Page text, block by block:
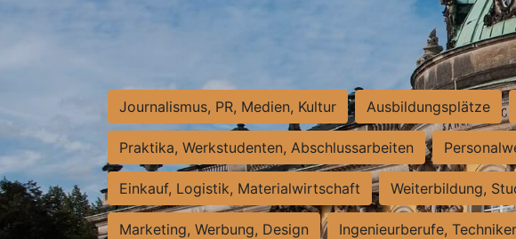
Journalismus, PR, Medien, Kultur Ausbildungsplätze
Praktika, Werkstudenten, Abschlussarbeiten
Einkauf, Logistik, Materialwirtschaft Weiterbildung,
Marketing, Werbung, Design Ingenieurberufe, Techniker